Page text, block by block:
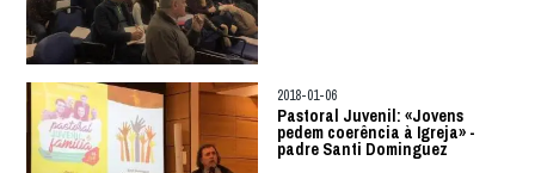
2018-01-06
Pastoral Juvenil: «Jovens
pedem coerência à Igreja» -
padre Santi Dominguez